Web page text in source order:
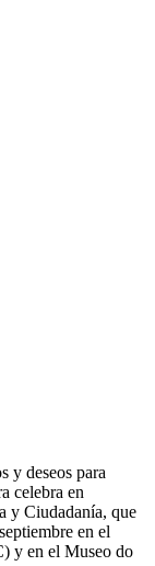
y deseos para
celebra en
y Ciudadanía, que
en el
y en el Museo do